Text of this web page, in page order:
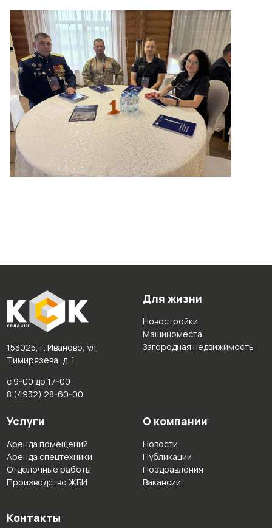
153025, г. Иваново, ул.
Тимирязева, д. 1
с 9-00 до 17-00
8 (4932) 28-60-00
Для жизни
Новостройки
Машиноместа
Загородная недвижимость
Услуги
Аренда помещений
Аренда спецтехники
Отделочные работы
Производство ЖБИ
О компании
Новости
Публикации
Поздравления
Вакансии
Контакты